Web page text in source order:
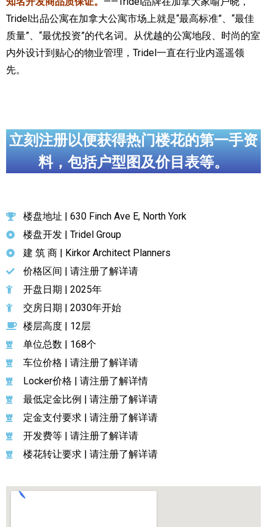
Tridel出品公寓在加拿大公寓市场上就是“最高标准”、“最佳
质量”、“最优投资”的代名词。从优越的公寓地段、时尚的室
内外设计到贴心的物业管理，Tridel一直在行业内遥遥领
先。
立刻注册以便获得热门楼花的第一手资
料，包括户型图及价目表等。
楼盘地址 | 630 Finch Ave E, North York
楼盘开发 | Tridel Group
建 筑 商 | Kirkor Architect Planners
价格区间 | 请注册了解详请
开盘日期 | 2025年
交房日期 | 2030年开始
楼层高度 | 12层
单位总数 | 168个
车位价格 | 请注册了解详请
Locker价格 | 请注册了解详情
最低定金比例 | 请注册了解详请
定金支付要求 | 请注册了解详请
开发费等 | 请注册了解详请
楼花转让要求 | 请注册了解详请